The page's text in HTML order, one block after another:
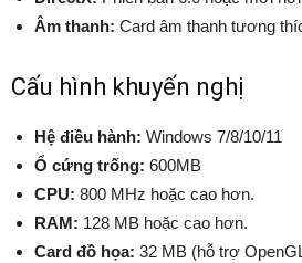
Âm thanh: Card âm thanh tương
Cấu hình khuyến nghị
Hệ điều hành: Windows 7/8/10/11
Ổ cứng trống: 600MB
CPU: 800 MHz hoặc cao hơn.
RAM: 128 MB hoặc cao hơn.
Card đồ họa: 32 MB (hỗ trợ